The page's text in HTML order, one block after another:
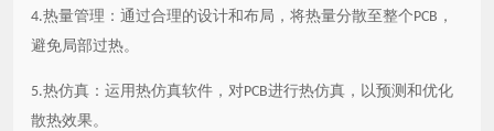
4.热量管理：通过合理的设计和布局，将热量分散至整个PCB ，
避免局部过热。
5.热仿真：运用热仿真软件，对PCB进行热仿真，以预测和优化
散热效果。